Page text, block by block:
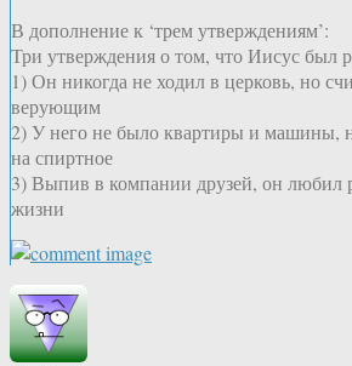
В дополнение к ‘трем утверждениям’:
Три утверждения о том, что Иисус был
1) Он никогда не ходил в церковь, но
верующим
2) У него не было квартиры и машины,
на спиртное
3) Выпив в компании друзей, он любил
жизни